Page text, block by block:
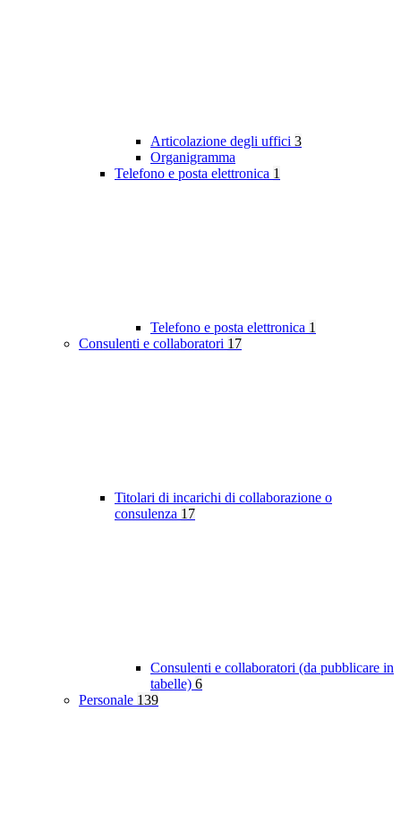
Articolazione degli uffici 3
Organigramma
Telefono e posta elettronica 1
Telefono e posta elettronica 1
Consulenti e collaboratori 17
Titolari di incarichi di collaborazione o
consulenza 17
Consulenti e collaboratori (da pubblicare in
tabelle) 6
Personale 139